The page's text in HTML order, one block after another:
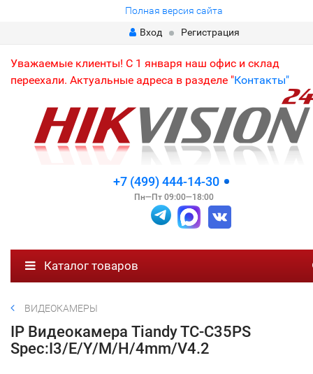
Полная версия сайта
Вход
Регистрация
Уважаемые клиенты! С 1 января наш офис и склад
переехали. Актуальные адреса в разделе "Контакты"
+7 (499) 444-14-30
Пн—Пт 09:00—18:00
Каталог товаров
ВИДЕОКАМЕРЫ
IP Видеокамера Tiandy TC-C35PS
Spec:I3/E/Y/M/H/4mm/V4.2